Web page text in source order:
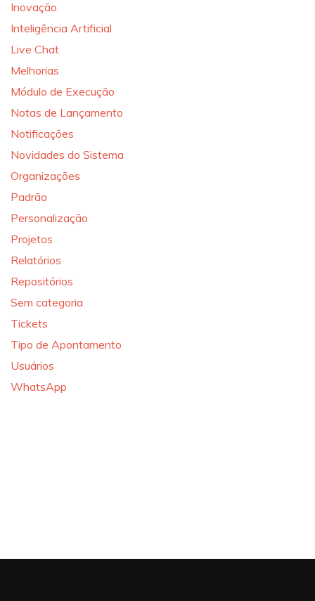
Inovação
Inteligência Artificial
Live Chat
Melhorias
Módulo de Execução
Notas de Lançamento
Notificações
Novidades do Sistema
Organizações
Padrão
Personalização
Projetos
Relatórios
Repositórios
Sem categoria
Tickets
Tipo de Apontamento
Usuários
WhatsApp